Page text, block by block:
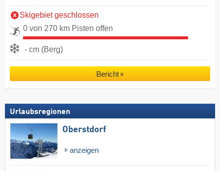
Skigebiet geschlossen
0 von 270 km Pisten offen
- cm (Berg)
Bericht
Urlaubsregionen
Oberstdorf
anzeigen